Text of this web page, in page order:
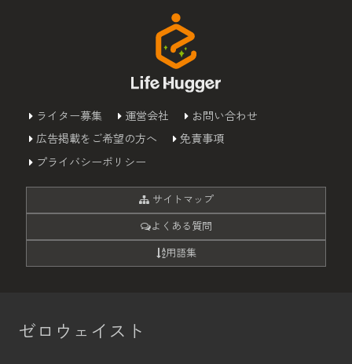
ライター募集 運営会社
お問い合わせ
広告掲載をご希望の方へ
免責事項
プライバシーポリシー
サイトマップ
よくある質問
用語集
ゼロウェイスト